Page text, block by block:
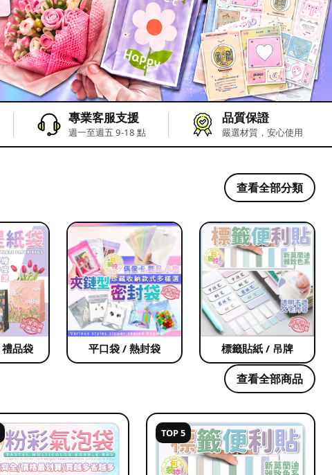
專業客服支援
週一至週五 9-18 點
品質保證
嚴選材質，安心使用
查看全部分類
品袋 平口袋 / 熱封袋 標籤貼紙 / 吊牌
查看全部商品
TOP 5